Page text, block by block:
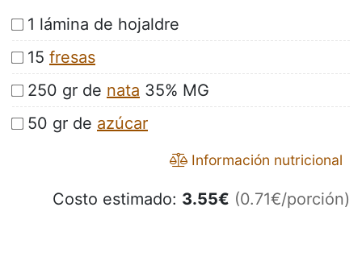
1 lámina de hojaldre
15 fresas
250 gr de nata 35% MG
50 gr de azúcar
Información nutricional
Costo estimado: 3.55€ (0.71€/porción)